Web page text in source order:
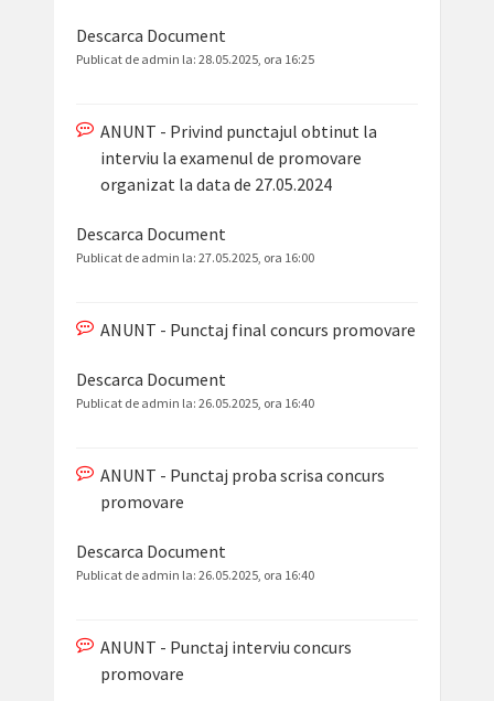
Descarca Document
Publicat de admin la: 28.05.2025, ora 16:25
ANUNT - Privind punctajul obtinut la
interviu la examenul de promovare
organizat la data de 27.05.2024
Descarca Document
Publicat de admin la: 27.05.2025, ora 16:00
ANUNT - Punctaj final concurs promovare
Descarca Document
Publicat de admin la: 26.05.2025, ora 16:40
ANUNT - Punctaj proba scrisa concurs
promovare
Descarca Document
Publicat de admin la: 26.05.2025, ora 16:40
ANUNT - Punctaj interviu concurs
promovare